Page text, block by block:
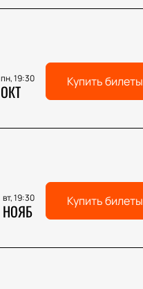
пн, 19:30
ОКТ Купить билеты
вт, 19:30
НОЯБ Купить билеты